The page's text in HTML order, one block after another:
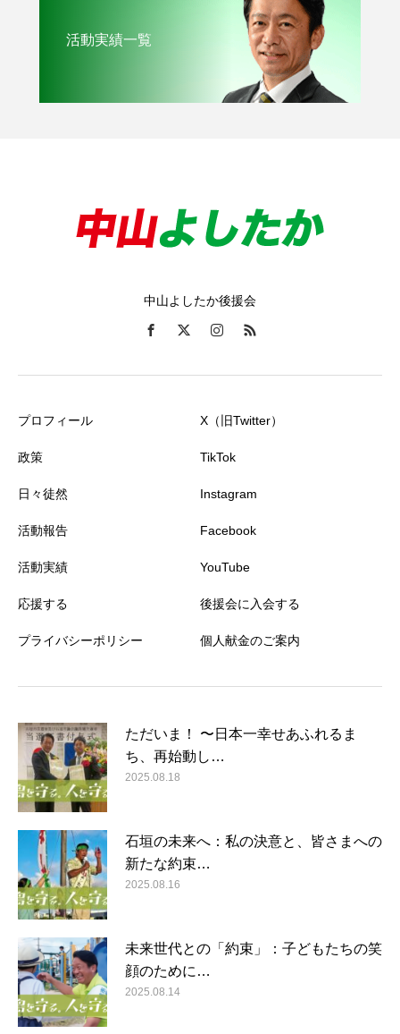
活動実績一覧
中山よしたか後援会
プロフィール
政策
日々徒然
活動報告
活動実績
応援する
プライバシーポリシー
X（旧Twitter）
TikTok
Instagram
Facebook
YouTube
後援会に入会する
個人献金のご案内
ただいま！ 〜日本一幸せあふれるま
ち、再始動し…
2025.08.18
石垣の未来へ：私の決意と、皆さまへの
新たな約束…
2025.08.16
未来世代との「約束」：子どもたちの笑
顔のために…
2025.08.14